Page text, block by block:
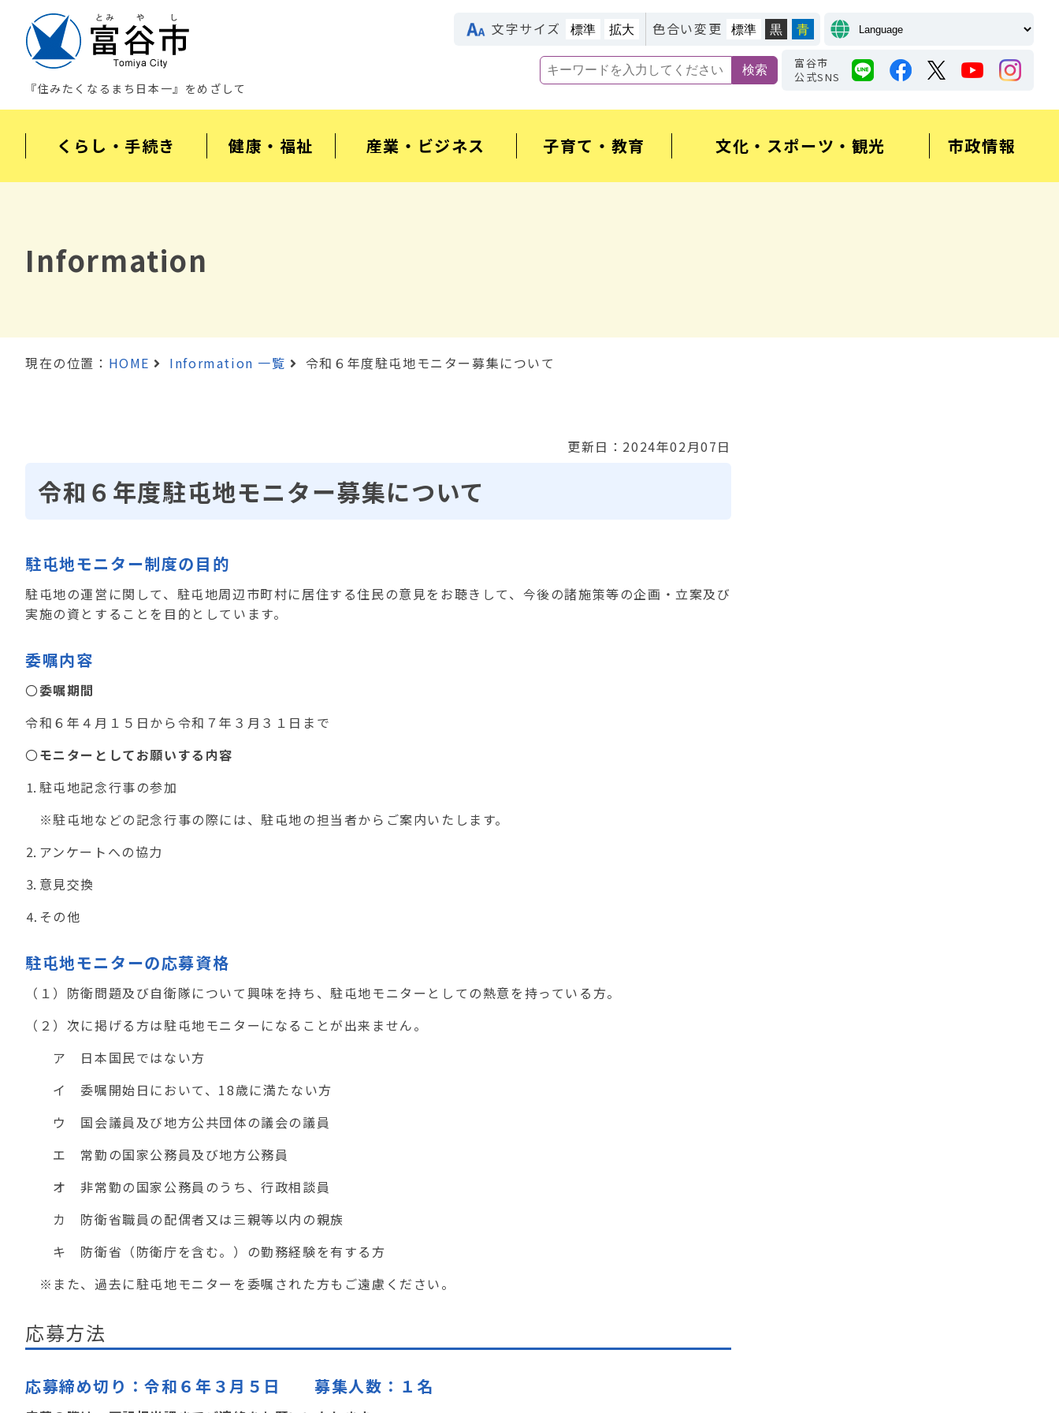
『住みたくなるまち日本一』をめざして
文字サイズ 標準 拡大 色合い変更 標準 黒 青
富谷市
公式SNS
くらし・手続き 健康・福祉 産業・ビジネス 子育て・教育 文化・スポーツ・観光 市政情報
Information
現在の位置： HOME Information 一覧 令和６年度駐屯地モニター募集について
更新日：2024年02月07日
令和６年度駐屯地モニター募集について
駐屯地モニター制度の目的
駐屯地の運営に関して、駐屯地周辺市町村に居住する住民の意見をお聴きして、今後の諸施策等の企画・立案及び
実施の資とすることを目的としています。
委嘱内容
〇委嘱期間
令和６年４月１５日から令和７年３月３１日まで
〇モニターとしてお願いする内容
⒈駐屯地記念行事の参加
※駐屯地などの記念行事の際には、駐屯地の担当者からご案内いたします。
⒉アンケートへの協力
⒊意見交換
⒋その他
駐屯地モニターの応募資格
（１）防衛問題及び自衛隊について興味を持ち、駐屯地モニターとしての熱意を持っている方。
（２）次に掲げる方は駐屯地モニターになることが出来ません。
ア 日本国民ではない方
イ 委嘱開始日において、18歳に満たない方
ウ 国会議員及び地方公共団体の議会の議員
エ 常勤の国家公務員及び地方公務員
オ 非常勤の国家公務員のうち、行政相談員
カ 防衛省職員の配偶者又は三親等以内の親族
キ 防衛省（防衛庁を含む。）の勤務経験を有する方
※また、過去に駐屯地モニターを委嘱された方もご遠慮ください。
応募方法
応募締め切り：令和６年３月５日 募集人数：１名